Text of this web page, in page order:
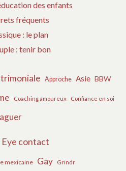
des enfants
fréquents
: le plan
: tenir bon
Approche Asie BBW
Coaching amoureux Confiance en soi
Eye contact
mexicaine Gay Grindr